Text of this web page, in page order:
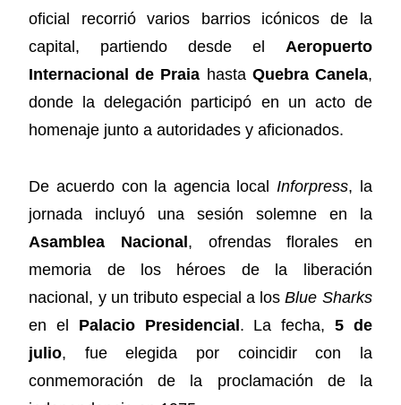
oficial recorrió varios barrios icónicos de la
capital, partiendo desde el Aeropuerto
Internacional de Praia hasta Quebra Canela,
donde la delegación participó en un acto de
homenaje junto a autoridades y aficionados.
De acuerdo con la agencia local Inforpress, la
jornada incluyó una sesión solemne en la
Asamblea Nacional, ofrendas florales en
memoria de los héroes de la liberación
nacional, y un tributo especial a losBlue Sharks
en el Palacio Presidencial. La fecha, 5 de
julio, fue elegida por coincidir con la
conmemoración de la proclamación de la